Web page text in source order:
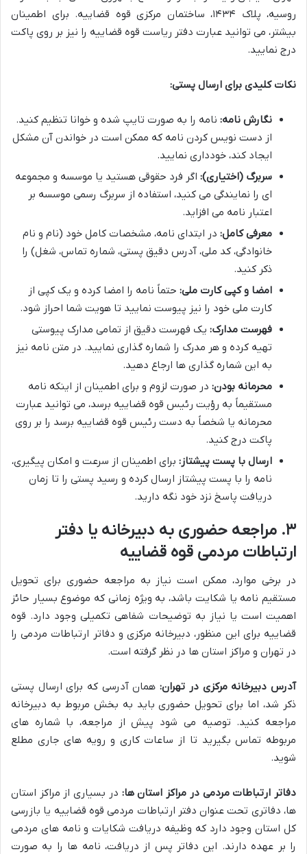
روسیه، پلاک ۱۴۳۴، ساختمان مرکزی قوه قضاییه. برای اطمینان
بیشتر، می توانید عبارت دفتر ریاست قوه قضاییه را نیز بر روی پاکت
درج نمایید.
نکات کلیدی برای ارسال پستی:
نگارش نامه: نامه را به صورت تایپ شده و خوانا تنظیم کنید.
از دست نویس کردن نامه که ممکن است در خواندن آن مشکل
ایجاد کند، خودداری نمایید.
سربرگ (اختیاری): اگر فرد حقوقی هستید یا موسسه و مجموعه
ای را نمایندگی می کنید، استفاده از سربرگ رسمی موسسه بر
اعتبار نامه می افزاید.
معرفی کامل: در ابتدای نامه، مشخصات کامل خود (نام و نام
خانوادگی، کد ملی، آدرس دقیق پستی، شماره تماس، شغل) را
ذکر کنید.
امضا و کپی کارت ملی: حتماً نامه را امضا کرده و یک کپی از
کارت ملی خود را نیز پیوست نمایید تا هویت شما احراز شود.
فهرست مدارک: یک فهرست دقیق از تمامی مدارک پیوستی
تهیه کرده و هر مدرک را شماره گذاری نمایید. در متن نامه نیز
به این شماره گذاری ها ارجاع دهید.
محرمانه بودن: در صورت لزوم و برای اطمینان از اینکه نامه
مستقیماً به رؤیت رئیس قوه قضاییه برسد، می توانید عبارت
محرمانه یا شخصاً به دست رئیس قوه قضاییه برسد را بر روی
پاکت درج کنید.
ارسال با پست پیشتاز: برای اطمینان از سرعت و امکان پیگیری،
نامه را با پست پیشتاز ارسال کرده و رسید پستی را تا زمان
دریافت پاسخ نزد خود نگه دارید.
۳. مراجعه حضوری به دبیرخانه یا دفتر
ارتباطات مردمی قوه قضاییه
در برخی موارد، ممکن است نیاز به مراجعه حضوری برای تحویل
مستقیم نامه یا شکایت باشد، به ویژه زمانی که موضوع بسیار حائز
اهمیت است یا نیاز به توضیحات شفاهی تکمیلی وجود دارد. قوه
قضاییه برای این منظور، دبیرخانه مرکزی و دفاتر ارتباطات مردمی را
در تهران و مراکز استان ها در نظر گرفته است.
آدرس دبیرخانه مرکزی در تهران:همان آدرسی که برای ارسال پستی
ذکر شد، اما برای تحویل حضوری باید به بخش مربوط به دبیرخانه
مراجعه کنید. توصیه می شود پیش از مراجعه، با شماره های
مربوطه تماس بگیرید تا از ساعات کاری و رویه های جاری مطلع
شوید.
دفاتر ارتباطات مردمی در مراکز استان ها: در بسیاری از مراکز استان
ها، دفاتری تحت عنوان دفتر ارتباطات مردمی قوه قضاییه یا بازرسی
کل استان وجود دارد که وظیفه دریافت شکایات و نامه های مردمی
را بر عهده دارند. این دفاتر پس از دریافت، نامه ها را به صورت